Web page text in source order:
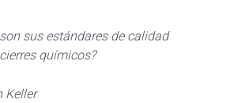
sus estándares de calidad
químicos?
Keller